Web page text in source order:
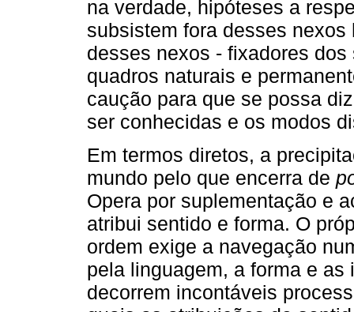
na verdade, hipóteses a
subsistem fora desses
desses nexos - fixadores
quadros naturais e
caução para que se possa
ser conhecidas e os modos
Em termos diretos, a
mundo pelo que encerra de
Opera por suplementação e
atribui sentido e forma. O
ordem exige a navegação
pela linguagem, a forma e
decorrem incontáveis